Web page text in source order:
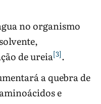
no organismo
de ureia[3].
a quebra de
e